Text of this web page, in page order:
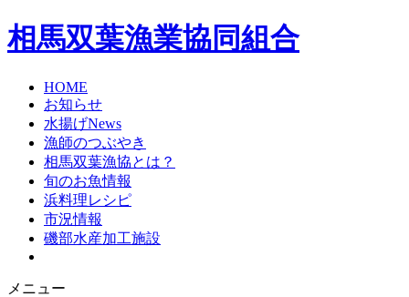
相馬双葉漁業協同組合
HOME
お知らせ
水揚げNews
漁師のつぶやき
相馬双葉漁協とは？
旬のお魚情報
浜料理レシピ
市況情報
磯部水産加工施設
メニュー